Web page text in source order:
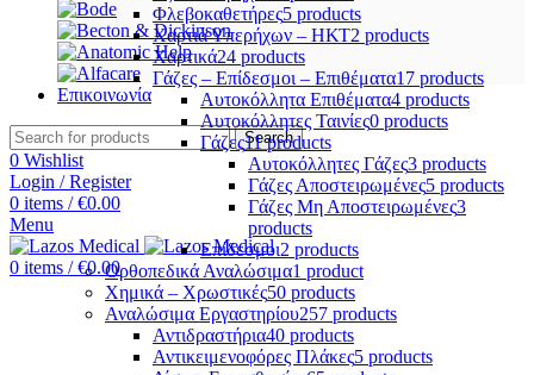
Επικοινωνία
Search
0 Wishlist
Login / Register
0 items / €0.00
Menu
0 items / €0.00
Φλεβοκαθετήρες5 products
Χαρτιά Υπερήχων – ΗΚΤ2 products
Χαρτικά24 products
Γάζες – Επίδεσμοι – Επιθέματα17 products
Αυτοκόλλητα Επιθέματα4 products
Αυτοκόλλητες Ταινίες0 products
Γάζες11 products
Αυτοκόλλητες Γάζες3 products
Γάζες Αποστειρωμένες5 products
Γάζες Μη Αποστειρωμένες3
products
Επίδεσμοι2 products
Ορθοπεδικά Αναλώσιμα1 product
Χημικά – Χρωστικές50 products
Αναλώσιμα Εργαστηρίου257 products
Αντιδραστήρια40 products
Αντικειμενοφόρες Πλάκες5 products